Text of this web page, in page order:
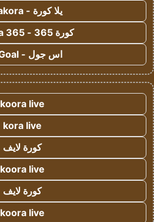
يلا كورة - yallakora
كورة 365 - kooora 365
اس جول - AS Goal
koora live
kora live
كورة لايف
koora live
كورة لايف
koora live